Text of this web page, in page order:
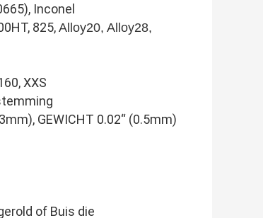
Inconel
825, Alloy20, Alloy28,
XXS
GEWICHT 0.02“ (0.5mm)
of Buis die